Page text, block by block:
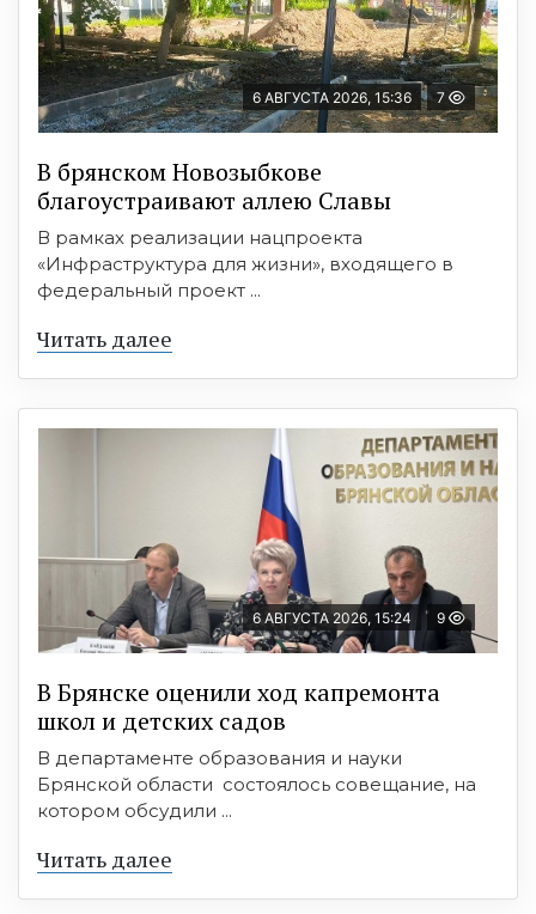
6 АВГУСТА 2026, 15:36 7
В брянском Новозыбкове
благоустраивают аллею Славы
В рамках реализации нацпроекта
«Инфраструктура для жизни», входящего в
федеральный проект ...
Читать далее
6 АВГУСТА 2026, 15:24 9
В Брянске оценили ход капремонта
школ и детских садов
В департаменте образования и науки
Брянской области состоялось совещание, на
котором обсудили ...
Читать далее